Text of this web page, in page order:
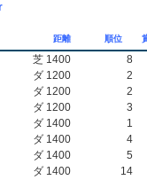
距離 順位
芝 1400 8
ダ 1200 2
ダ 1200 2
ダ 1200 3
ダ 1400 1
ダ 1400 4
ダ 1400 5
ダ 1400 14